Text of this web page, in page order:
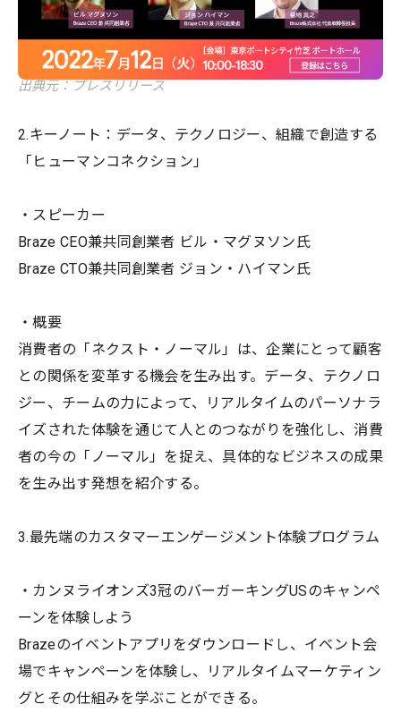
出典元：プレスリリース
2.キーノート：データ、テクノロジー、組織で創造する
「ヒューマンコネクション」
・スピーカー
Braze CEO兼共同創業者 ビル・マグヌソン氏
Braze CTO兼共同創業者 ジョン・ハイマン氏
・概要
消費者の「ネクスト・ノーマル」は、企業にとって顧客
との関係を変革する機会を生み出す。データ、テクノロ
ジー、チームの力によって、リアルタイムのパーソナラ
イズされた体験を通じて人とのつながりを強化し、消費
者の今の「ノーマル」を捉え、具体的なビジネスの成果
を生み出す発想を紹介する。
3.最先端のカスタマーエンゲージメント体験プログラム
・カンヌライオンズ3冠のバーガーキングUSのキャンペ
ーンを体験しよう
Brazeのイベントアプリをダウンロードし、イベント会
場でキャンペーンを体験し、リアルタイムマーケティン
グとその仕組みを学ぶことができる。